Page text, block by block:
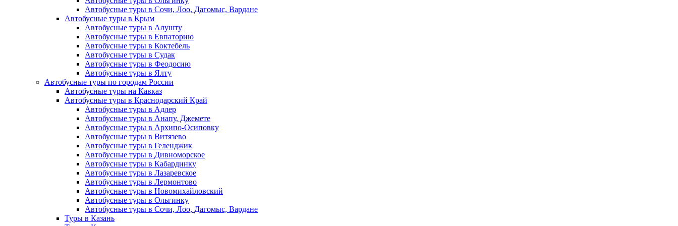
Автобусные туры в Сочи, Лоо, Дагомыс, Вардане
Автобусные туры в Крым
Автобусные туры в Алушту
Автобусные туры в Евпаторию
Автобусные туры в Коктебель
Автобусные туры в Судак
Автобусные туры в Феодосию
Автобусные туры в Ялту
Автобусные туры по городам России
Автобусные туры на Кавказ
Автобусные туры в Краснодарский Край
Автобусные туры в Адлер
Автобусные туры в Анапу, Джемете
Автобусные туры в Архипо-Осиповку
Автобусные туры в Витязево
Автобусные туры в Геленджик
Автобусные туры в Дивноморское
Автобусные туры в Кабардинку
Автобусные туры в Лазаревское
Автобусные туры в Лермонтово
Автобусные туры в Новомихайловский
Автобусные туры в Ольгинку
Автобусные туры в Сочи, Лоо, Дагомыс, Вардане
Туры в Казань